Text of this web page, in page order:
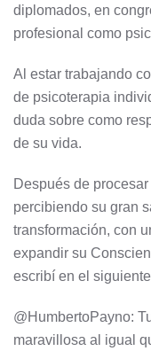
diplomados, en
profesional como
Al estar trabajando
de psicoterapia
duda sobre como
de su vida.
Después de
percibiendo su gran
transformación, con
expandir su
escribí en el
@HumbertoPayno:
maravillosa al igual